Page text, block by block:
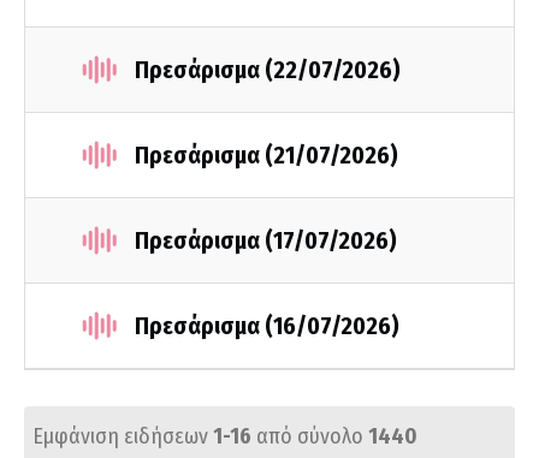
Πρεσάρισμα (22/07/2026)
Πρεσάρισμα (21/07/2026)
Πρεσάρισμα (17/07/2026)
Πρεσάρισμα (16/07/2026)
Εμφάνιση ειδήσεων1-16 από σύνολο 1440